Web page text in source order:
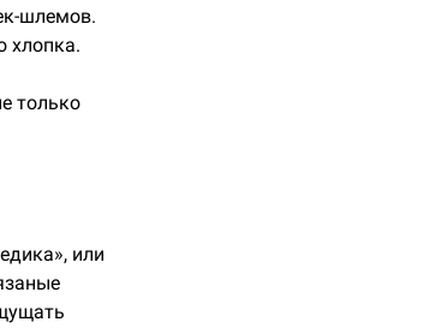
шлемов.
хлопка.
только
или